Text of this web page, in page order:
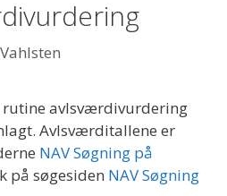
rutine avlsværdivurdering
Avlsværditallene er
NAV Søgning på
på søgesiden NAV Søgning